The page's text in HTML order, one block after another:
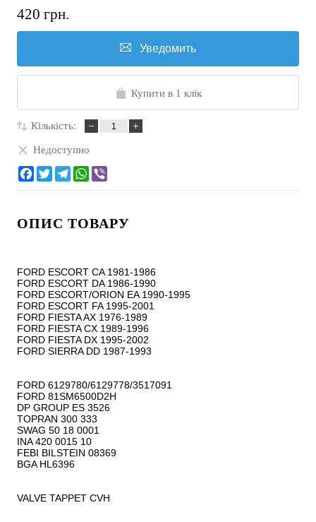
420 грн.
Уведомить
Купити в 1 клік
Кількість:
Недоступно
ОПИС ТОВАРУ
FORD ESCORT CA 1981-1986
FORD ESCORT DA 1986-1990
FORD ESCORT/ORION EA 1990-1995
FORD ESCORT FA 1995-2001
FORD FIESTA AX 1976-1989
FORD FIESTA CX 1989-1996
FORD FIESTA DX 1995-2002
FORD SIERRA DD 1987-1993
FORD 6129780/6129778/3517091
FORD 81SM6500D2H
DP GROUP ES 3526
TOPRAN 300 333
SWAG 50 18 0001
INA 420 0015 10
FEBI BILSTEIN 08369
BGA HL6396
VALVE TAPPET CVH